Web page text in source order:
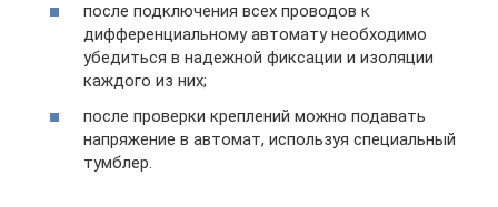
после подключения всех проводов к
дифференциальному автомату необходимо
убедиться в надежной фиксации и изоляции
каждого из них;
после проверки креплений можно подавать
напряжение в автомат, используя специальный
тумблер.